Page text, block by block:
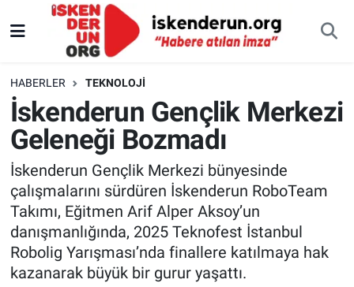
HABERLER TEKNOLOJI
İskenderun Gençlik Merkezi
Geleneği Bozmadı
İskenderun Gençlik Merkezi bünyesinde
çalışmalarını sürdüren İskenderun RoboTeam
Takımı, Eğitmen Arif Alper Aksoy’un
danışmanlığında, 2025 Teknofest İstanbul
Robolig Yarışması’nda finallere katılmaya hak
kazanarak büyük bir gurur yaşattı.